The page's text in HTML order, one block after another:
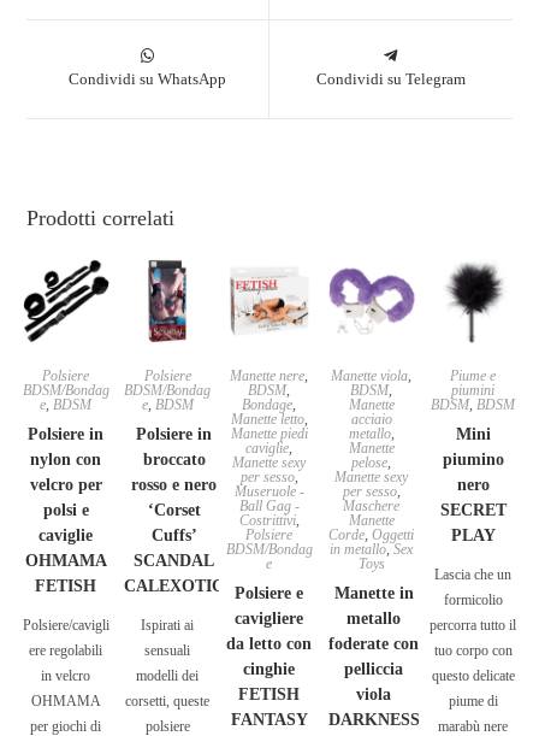
Condividi su WhatsApp Condividi su Telegram
Prodotti correlati
Polsiere
BDSM/Bondag
e,BDSM
Polsiere in
nylon con
velcro per
polsi e
caviglie
OHMAMA
FETISH
Polsiere/cavigli
ere regolabili
in velcro
OHMAMA
per giochi di
Polsiere
BDSM/Bondag
e, BDSM
Polsiere in
broccato
rosso e nero
‘Corset
Cuffs’
SCANDAL
CALEXOTIC
Ispirati ai
sensuali
modelli dei
corsetti, queste
polsiere
Manette nere,
BDSM,
Bondage,
Manette letto,
Manette piedi
caviglie,
Manette sexy
per sesso,
Museruole -
Ball Gag -
Costrittivi,
Polsiere
BDSM/Bondag
e
Polsiere e
cavigliere
da letto con
cinghie
FETISH
FANTASY
Manette viola,
BDSM,
Manette
acciaio
metallo,
Manette
pelose,
Manette sexy
per sesso,
Maschere
Manette
Corde,Oggetti
in metallo,Sex
Toys
Manette in
metallo
foderate con
pelliccia
viola
DARKNESS
Piume e
piumini
BDSM,BDSM
Mini
piumino
nero
SECRET
PLAY
Lascia che un
formicolio
percorra tutto il
tuo corpo con
questo delicate
piume di
marabù nere